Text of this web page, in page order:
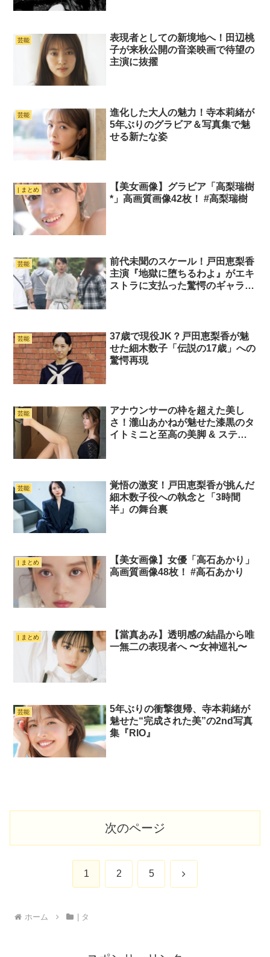
芸能
表現者としての新境地へ！田辺桃
子が来秋公開の音楽映画で待望の
主演に抜擢
芸能
進化した大人の魅力！寺本莉緒が
5年ぶりのグラビア＆写真集で魅
せる新たな姿
| まとめ
【美女画像】グラビア「高梨瑞樹
*」高画質画像42枚！ #高梨瑞樹
芸能
前代未聞のスケール！戸田恵梨香
主演『地獄に堕ちるわよ』がエキ
ストラに支払った驚愕のギャラ事
芸能
37歳で現役JK？戸田恵梨香が魅
せた細木数子「伝説の17歳」への
驚愕再現
芸能
アナウンサーの枠を超えた美し
さ！瀧山あかねが魅せた漆黒のタ
イトミニと至高の美脚 & ステキ
芸能
覚悟の激変！戸田恵梨香が挑んだ
細木数子役への執念と「3時間
半」の舞台裏
| まとめ
【美女画像】女優「高石あかり」
高画質画像48枚！ #高石あかり
| まとめ
【當真あみ】透明感の結晶から唯
一無二の表現者へ 〜女神巡礼〜
芸能
5年ぶりの衝撃復帰、寺本莉緒が
魅せた“完成された美”の2nd写真
集『RIO』
次のページ
1 2 5 次
ホーム | タ